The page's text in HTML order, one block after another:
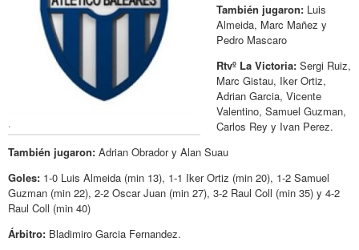
.
También jugaron: Luis
Almeida, Marc Mañez y
Pedro Mascaro
Rtvº La Victoria: Sergi Ruiz,
Marc Gistau, Iker Ortiz,
Adrian Garcia, Vicente
Valentino, Samuel Guzman,
Carlos Rey y Ivan Perez.
También jugaron: Adrian Obrador y Alan Suau
Goles: 1-0 Luis Almeida (min 13), 1-1 Iker Ortiz (min 20), 1-2 Samuel
Guzman (min 22), 2-2 Oscar Juan (min 27), 3-2 Raul Coll (min 35) y 4-2
Raul Coll (min 40)
Árbitro: Bladimiro Garcia Fernandez.